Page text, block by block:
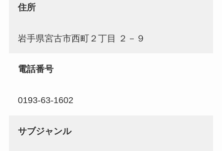
住所
岩手県宮古市西町２丁目 ２－９
電話番号
0193-63-1602
サブジャンル